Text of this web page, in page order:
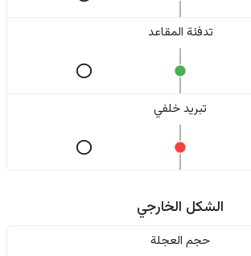
تدفئة المقاعد
تبريد خلفي
الشكل الخارجي
حجم العجلة